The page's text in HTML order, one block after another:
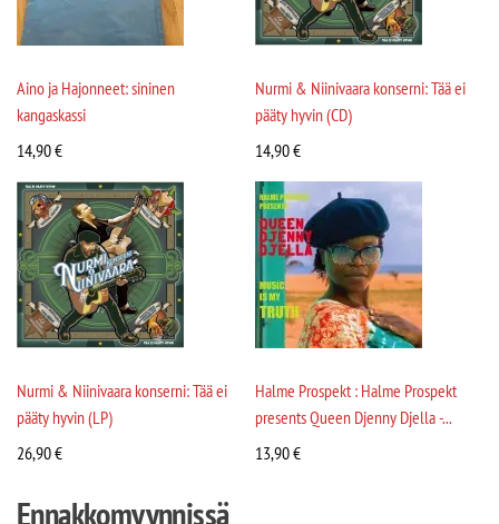
Aino ja Hajonneet: sininen
kangaskassi
14,90€
Nurmi & Niinivaara konserni: Tää ei
pääty hyvin (CD)
14,90€
Nurmi & Niinivaara konserni: Tää ei
pääty hyvin (LP)
26,90€
Halme Prospekt : Halme Prospekt
presents Queen Djenny Djella -...
13,90€
Ennakkomyynnissä